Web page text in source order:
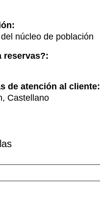
núcleo de población
reservas?:
de atención al cliente:
Castellano